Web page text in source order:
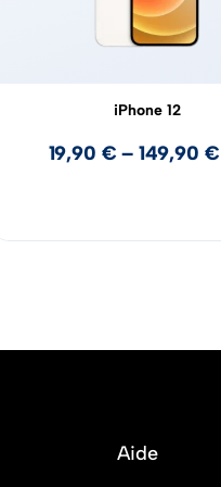
iPhone 12
19,90 € – 149,90 €
Aide